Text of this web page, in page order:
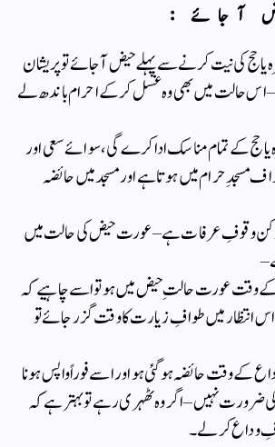
حج کی نیت کرنے سے پہلے حیض آجائے تو پریشان
حالت میں بھی وہ غسل کرکے احرام باندھ لے
کے تمام مناسک ادا کرے گی ، سوائے سعی اور
حرام میں ہوتا ہے اور مسجد میں حائضہ
وقوفِ عرفات ہے – عورت حیض کی حالت میں
–
وقت عورت حالتِ حیض میں ہو تو اسے چاہیے کہ
اس انتظار میں طوافِ زیارت کا وقت گزر جائے تو
وقت حائضہ ہوگئی ہو اور اسے فوراً واپس ہونا
ضرورت نہیں – اگر وہ ٹھہری رہے تو بہتر ہے کہ
وداع کرلے ۔